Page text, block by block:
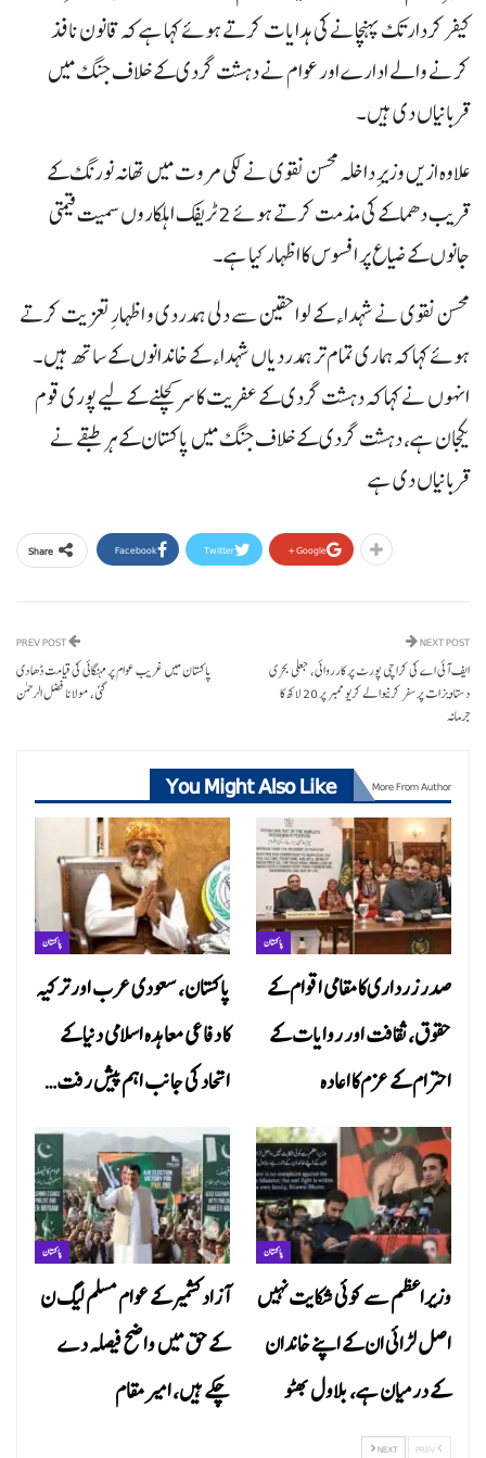
کیفر کردار تک پہنچانے کی ہدایات کرتے ہوئے کہا ہے کہ قانون نافذ
کرنے والے ادارے اور عوام نے دہشت گردی کے خلاف جنگ میں
قربانیاں دی ہیں۔
علاوہ ازیں وزیرِ داخلہ محسن نقوی نے لکی مروت میں تھانہ نورنگ کے
قریب دھماکے کی مذمت کرتے ہوئے 2 ٹریفک اہلکاروں سمیت قیمتی
جانوں کے ضیاع پر افسوس کا اظہار کیا ہے۔
محسن نقوی نے شہداء کے لواحقین سے دلی ہمدردی و اظہارِ تعزیت کرتے
ہوئے کہا کہ ہماری تمام تر ہمدردیاں شہداء کے خاندانوں کے ساتھ ہیں۔
انہوں نے کہا کہ دہشت گردی کے عفریت کا سر کچلنے کے لیے پوری قوم
یکجان ہے، دہشت گردی کے خلاف جنگ میں پاکستان کے ہر طبقے نے
قربانیاں دی ہے
Share Facebook Twitter Google+
پاکستان میں غریب عوام پر مہنگائی کی قیامت ڈھا دی
گئی، مولانا فضل الرحمن
NEXT POST
ایف آئی اے کی کراچی پورٹ پر کارروائی، جعلی بحری
دستاویزات پر سفر کرنیوالے کریو ممبر پر 20 لاکھ کا
جرمانہ
You Might Also Like More From Author
پاکستان
پاکستان، سعودی عرب اور ترکیہ
کا دفاعی معاہدہ اسلامی دنیا کے
اتحاد کی جانب اہم پیش رفت…
پاکستان
صدر زرداری کا مقامی اقوام کے
حقوق، ثقافت اور روایات کے
احترام کے عزم کا اعادہ
پاکستان
آزاد کشمیر کے عوام مسلم لیگ ن
کے حق میں واضح فیصلہ دے
چکے ہیں، امیر مقام
پاکستان
وزیراعظم سے کوئی شکایت نہیں
اصل لڑائی ان کے اپنے خاندان
کے درمیان ہے، بلاول بھٹو
NEXT